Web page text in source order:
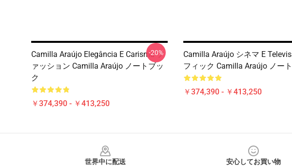
Camilla Araújo Elegância E Carisma フ
ァッション Camilla Araújo ノートブッ
ク
￥374,390 - ￥413,250
-20%
Camilla Araújo シネマ E
フィック Camilla Araújo ノー
￥374,390 - ￥413,250
世界中に配送
安心してお買い物